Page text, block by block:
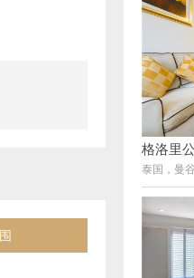
格洛里
泰国，曼谷